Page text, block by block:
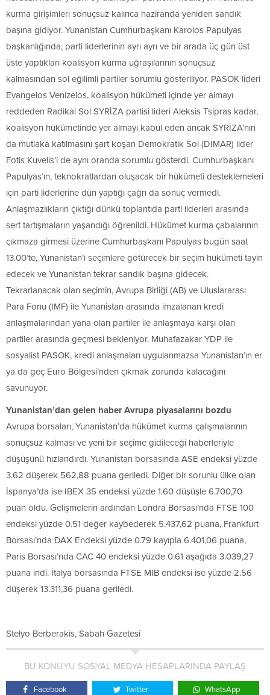
kurma girişimleri sonuçsuz kalınca haziranda yeniden sandık
başına gidiyor. Yunanistan Cumhurbaşkanı Karolos Papulyas
başkanlığında, parti liderlerinin ayrı ayrı ve bir arada üç gün üst
üste yaptıkları koalisyon kurma uğraşılarının sonuçsuz
kalmasından sol eğilimli partiler sorumlu gösteriliyor. PASOK lideri
Evangelos Venizelos, koalisyon hükümeti içinde yer almayı
reddeden Radikal Sol SYRİZA partisi lideri Aleksis Tsipras kadar,
koalisyon hükümetinde yer almayı kabul eden ancak SYRİZA’nın
da mutlaka katılmasını şart koşan Demokratik Sol (DİMAR) lider
Fotis Kuvelis’i de aynı oranda sorumlu gösterdi. Cumhurbaşkanı
Papulyas’ın, teknokratlardan oluşacak bir hükümeti desteklemeleri
için parti liderlerine dün yaptığı çağrı da sonuç vermedi.
Anlaşmazlıkların çıktığı dünkü toplantıda parti liderleri arasında
sert tartışmaların yaşandığı öğrenildi. Hükümet kurma çabalarının
çıkmaza girmesi üzerine Cumhurbaşkanı Papulyas bugün saat
13.00’te, Yunanistan’ı seçimlere götürecek bir seçim hükümeti tayin
edecek ve Yunanistan tekrar sandık başına gidecek.
Tekrarlanacak olan seçimin, Avrupa Birliği (AB) ve Uluslararası
Para Fonu (IMF) ile Yunanistan arasında imzalanan kredi
anlaşmalarından yana olan partiler ile anlaşmaya karşı olan
partiler arasında geçmesi bekleniyor. Muhafazakar YDP ile
sosyalist PASOK, kredi anlaşmaları uygulanmazsa Yunanistan’ın er
ya da geç Euro Bölgesi’nden çıkmak zorunda kalacağını
savunuyor.
Yunanistan’dan gelen haber Avrupa piyasalarını bozdu
Avrupa borsaları, Yunanistan’da hükümet kurma çalışmalarının
sonuçsuz kalması ve yeni bir seçime gidileceği haberleriyle
düşüşünü hızlandırdı. Yunanistan borsasında ASE endeksi yüzde
3.62 düşerek 562,88 puana geriledi. Diğer bir sorunlu ülke olan
İspanya’da ise IBEX 35 endeksi yüzde 1.60 düşüşle 6.700,70
puan oldu. Gelişmelerin ardından Londra Borsası’nda FTSE 100
endeksi yüzde 0.51 değer kaybederek 5.437,62 puana, Frankfurt
Borsası’nda DAX Endeksi yüzde 0.79 kayıpla 6.401,06 puana,
Paris Borsası’nda CAC 40 endeksi yüzde 0.61 aşağıda 3.039,27
puana indi. İtalya borsasında FTSE MIB endeksi ise yüzde 2.56
düşerek 13.311,36 puana geriledi.
Stelyo Berberakis, Sabah Gazetesi
BU KONUYU SOSYAL MEDYA HESAPLARINDA PAYLAŞ
Facebook Twitter WhatsApp